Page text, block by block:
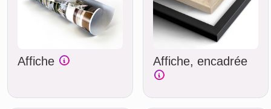
Affiche Affiche, encadrée